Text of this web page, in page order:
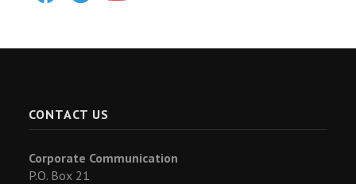
CONTACT US
Corporate Communication
P.O. Box 21